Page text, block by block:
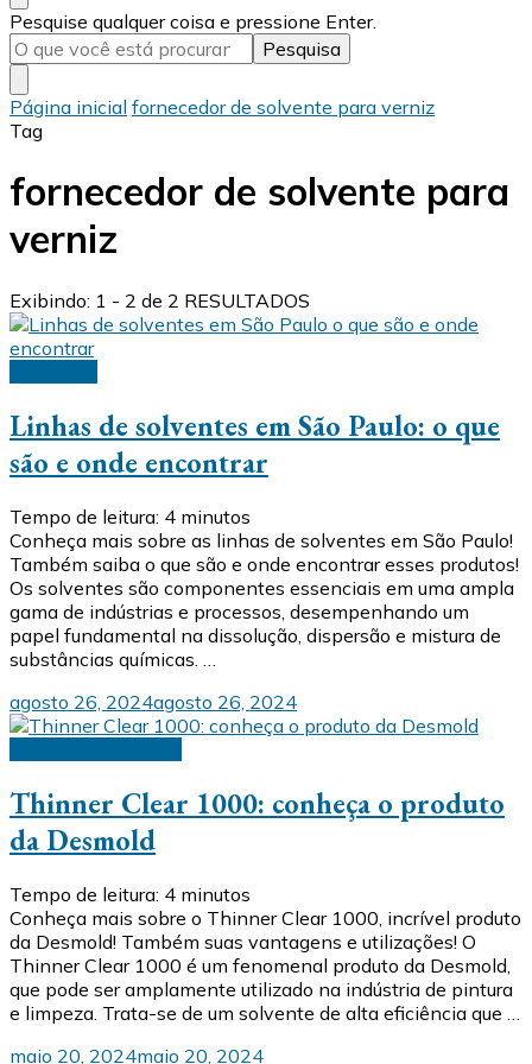
Procurando
algo?
Pesquise qualquer coisa e pressione Enter.
Página inicial fornecedor de solvente para verniz
Tag
fornecedor de solvente para
verniz
Exibindo: 1 - 2 de 2 RESULTADOS
Linhas de solventes em São Paulo: o que
são e onde encontrar
Tempo de leitura: 4 minutos
Conheça mais sobre as linhas de solventes em São Paulo!
Também saiba o que são e onde encontrar esses produtos!
Os solventes são componentes essenciais em uma ampla
gama de indústrias e processos, desempenhando um
papel fundamental na dissolução, dispersão e mistura de
substâncias químicas. …
agosto 26, 2024agosto 26, 2024
Thinner Clear 1000: conheça o produto
da Desmold
Tempo de leitura: 4 minutos
Conheça mais sobre o Thinner Clear 1000, incrível produto
da Desmold! Também suas vantagens e utilizações! O
Thinner Clear 1000 é um fenomenal produto da Desmold,
que pode ser amplamente utilizado na indústria de pintura
e limpeza. Trata-se de um solvente de alta eficiência que …
maio 20, 2024maio 20, 2024